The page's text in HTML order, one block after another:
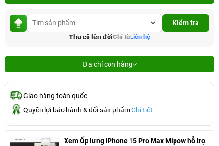
Kiểm tra
Thu cũ lên đờiChỉ từLiên hệ
Địa chỉ còn hàng
Giao hàng toàn quốc
Quyền lợi bảo hành & đổi sản phẩmChi tiết
Xem Ốp lưng iPhone 15 Pro Max Mipow hỗ trợ